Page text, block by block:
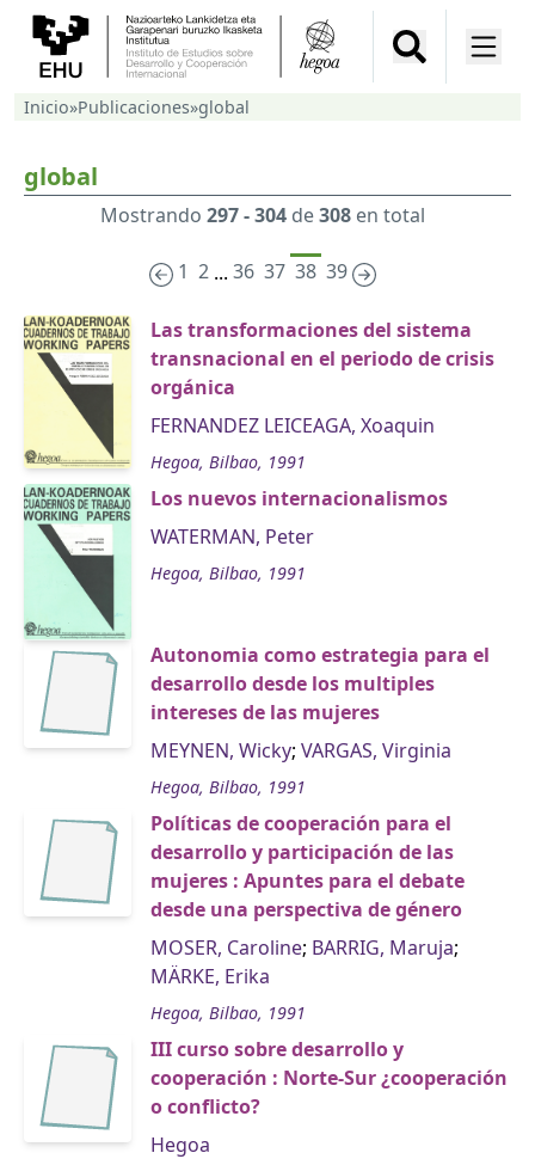
Inicio»Publicaciones»global
global
Mostrando 297 - 304 de308 en total
1 2 ... 36 37 38 39
Las transformaciones del sistema
transnacional en el periodo de crisis
orgánica
FERNANDEZ LEICEAGA, Xoaquin
Hegoa, Bilbao, 1991
Los nuevos internacionalismos
WATERMAN, Peter
Hegoa, Bilbao, 1991
Autonomia como estrategia para el
desarrollo desde los multiples
intereses de las mujeres
MEYNEN, Wicky; VARGAS, Virginia
Hegoa, Bilbao, 1991
Políticas de cooperación para el
desarrollo y participación de las
mujeres : Apuntes para el debate
desde una perspectiva de género
MOSER, Caroline; BARRIG, Maruja;
MÄRKE, Erika
Hegoa, Bilbao, 1991
III curso sobre desarrollo y
cooperación : Norte-Sur ¿cooperación
o conflicto?
Hegoa